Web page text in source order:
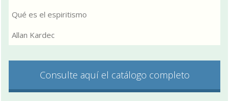
Qué es el espiritismo
Allan Kardec
Consulte aquí el catálogo completo